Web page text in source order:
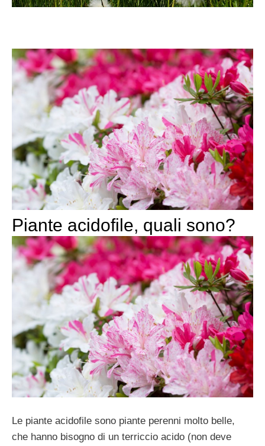
Piante acidofile, quali sono?
Le piante acidofile sono piante perenni molto belle,
che hanno bisogno di un terriccio acido (non deve